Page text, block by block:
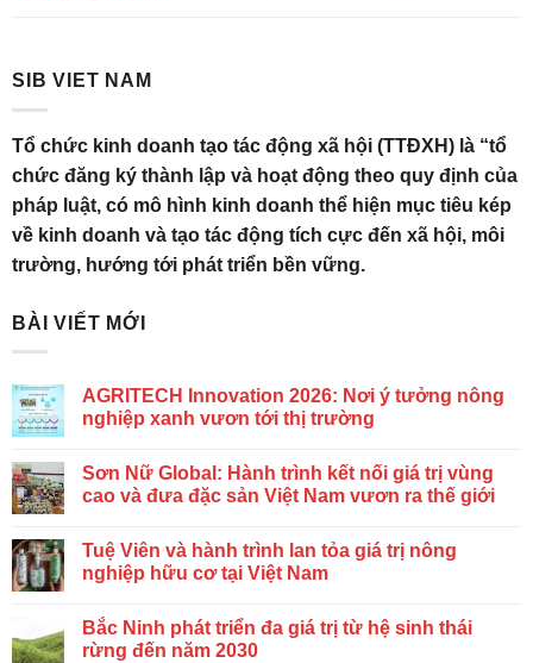
SIB VIET NAM
Tổ chức kinh doanh tạo tác động xã hội (TTĐXH) là “tổ
chức đăng ký thành lập và hoạt động theo quy định của
pháp luật, có mô hình kinh doanh thể hiện mục tiêu kép
về kinh doanh và tạo tác động tích cực đến xã hội, môi
trường, hướng tới phát triển bền vững.
BÀI VIẾT MỚI
AGRITECH Innovation 2026: Nơi ý tưởng nông
nghiệp xanh vươn tới thị trường
Sơn Nữ Global: Hành trình kết nối giá trị vùng
cao và đưa đặc sản Việt Nam vươn ra thế giới
Tuệ Viên và hành trình lan tỏa giá trị nông
nghiệp hữu cơ tại Việt Nam
Bắc Ninh phát triển đa giá trị từ hệ sinh thái
rừng đến năm 2030